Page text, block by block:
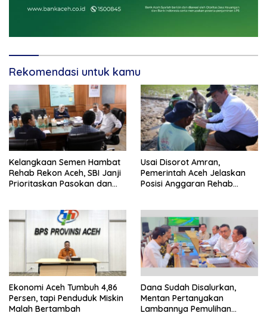
Rekomendasi untuk kamu
Kelangkaan Semen Hambat
Rehab Rekon Aceh, SBI Janji
Prioritaskan Pasokan dan
Usai Disorot Amran,
Pemerintah Aceh Jelaskan
Posisi Anggaran Rehab
Ekonomi Aceh Tumbuh 4,86
Persen, tapi Penduduk Miskin
Malah Bertambah
Dana Sudah Disalurkan,
Mentan Pertanyakan
Lambannya Pemulihan